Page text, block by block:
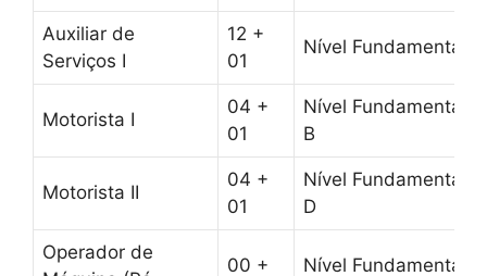
Auxiliar de
Serviços I
12 +
01
Nível Fundamental
Motorista I
04 +
01
Nível Fundamental
B
Motorista II
04 +
01
Nível Fundamental
D
Operador de
00 +
Nível Fundamental